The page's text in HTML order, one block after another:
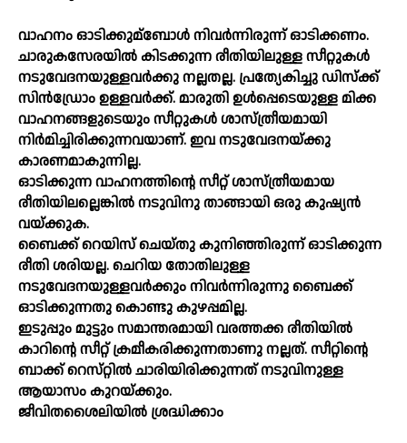
വാഹനം ഓടിക്കുമ്ബോള്‍ നിവര്‍ന്നിരുന്ന്‌ ഓടിക്കണം.
ചാരുകസേരയില്‍ കിടക്കുന്ന രീതിയിലുള്ള സീറ്റുകള്‍
നടുവേദനയുള്ളവര്‍ക്കു നല്ലതല്ല. പ്രത്യേകിച്ചു ഡിസ്‌ക്ക്
സിന്‍ഡ്രോം ഉള്ളവര്‍ക്ക്‌. മാരുതി ഉള്‍പ്പെടെയുള്ള മിക്ക
വാഹനങ്ങളുടെയും സീറ്റുകള്‍ ശാസ്‌ത്രീയമായി
നിര്‍മിച്ചിരിക്കുന്നവയാണ്‌. ഇവ നടുവേദനയ്‌ക്കു
കാരണമാകുന്നില്ല.
ഓടിക്കുന്ന വാഹനത്തിന്റെ സീറ്റ്‌ ശാസ്‌ത്രീയമായ
രീതിയിലല്ലെങ്കില്‍ നടുവിനു താങ്ങായി ഒരു കുഷ്യന്‍
വയ്‌ക്കുക.
ബൈക്ക്‌ റെയിസ്‌ ചെയ്‌തു കുനിഞ്ഞിരുന്ന്‌ ഓടിക്കുന്ന
രീതി ശരിയല്ല. ചെറിയ തോതിലുള്ള
നടുവേദനയുള്ളവര്‍ക്കും നിവര്‍ന്നിരുന്നു ബൈക്ക്‌
ഓടിക്കുന്നതു കൊണ്ടു കുഴപ്പമില്ല.
ഇടുപ്പും മുട്ടും സമാന്തരമായി വരത്തക്ക രീതിയില്‍
കാറിന്റെ സീറ്റ്‌ ക്രമീകരിക്കുന്നതാണു നല്ലത്‌. സീറ്റിന്റെ
ബാക്ക്‌ റെസ്‌റ്റില്‍ ചാരിയിരിക്കുന്നത്‌ നടുവിനുള്ള
ആയാസം കുറയ്‌ക്കും.
ജീവിതശൈലിയില്‍ ശ്രദ്ധിക്കാം